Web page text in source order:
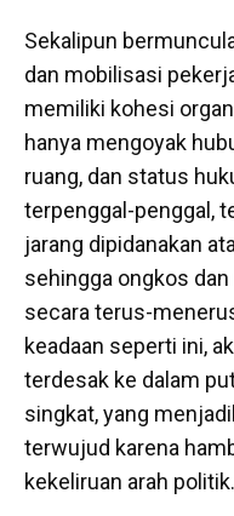
Sekalipun
dan mobilisasi
memiliki kohesi
hanya mengoyak
ruang, dan status
terpenggal-penggal,
jarang dipidanakan
sehingga ongkos
secara terus-
keadaan seperti ini,
terdesak ke dalam
singkat, yang
terwujud karena
kekeliruan arah politik.